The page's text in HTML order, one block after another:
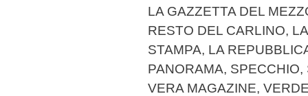
LA GAZZETTA DEL
RESTO DEL CARLINO,
STAMPA, LA
PANORAMA,
VERA MAGAZINE,